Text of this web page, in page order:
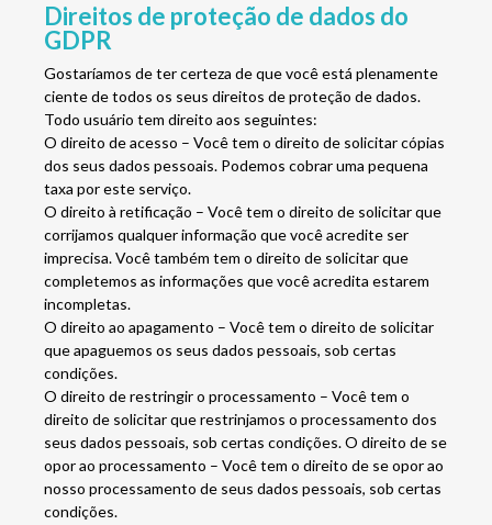
Direitos de proteção de dados do
GDPR
Gostaríamos de ter certeza de que você está plenamente
ciente de todos os seus direitos de proteção de dados.
Todo usuário tem direito aos seguintes:
O direito de acesso – Você tem o direito de solicitar cópias
dos seus dados pessoais. Podemos cobrar uma pequena
taxa por este serviço.
O direito à retificação – Você tem o direito de solicitar que
corrijamos qualquer informação que você acredite ser
imprecisa. Você também tem o direito de solicitar que
completemos as informações que você acredita estarem
incompletas.
O direito ao apagamento – Você tem o direito de solicitar
que apaguemos os seus dados pessoais, sob certas
condições.
O direito de restringir o processamento – Você tem o
direito de solicitar que restrinjamos o processamento dos
seus dados pessoais, sob certas condições. O direito de se
opor ao processamento – Você tem o direito de se opor ao
nosso processamento de seus dados pessoais, sob certas
condições.